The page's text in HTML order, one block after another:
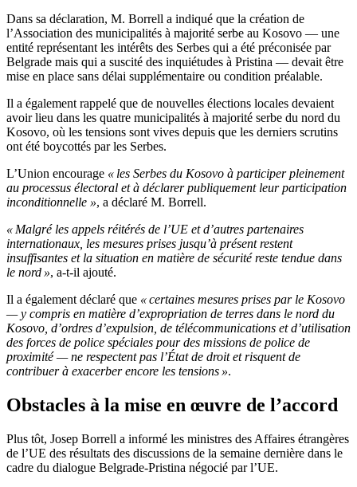
Dans sa déclaration, M. Borrell a indiqué que la création de
l’Association des municipalités à majorité serbe au Kosovo — une
entité représentant les intérêts des Serbes qui a été préconisée par
Belgrade mais qui a suscité des inquiétudes à Pristina — devait être
mise en place sans délai supplémentaire ou condition préalable.
Il a également rappelé que de nouvelles élections locales devaient
avoir lieu dans les quatre municipalités à majorité serbe du nord du
Kosovo, où les tensions sont vives depuis que les derniers scrutins
ont été boycottés par les Serbes.
L’Union encourage « les Serbes du Kosovo à participer pleinement
au processus électoral et à déclarer publiquement leur participation
inconditionnelle », a déclaré M. Borrell.
« Malgré les appels réitérés de l’UE et d’autres partenaires
internationaux, les mesures prises jusqu’à présent restent
insuffisantes et la situation en matière de sécurité reste tendue dans
le nord », a-t-il ajouté.
Il a également déclaré que « certaines mesures prises par le Kosovo
— y compris en matière d’expropriation de terres dans le nord du
Kosovo, d’ordres d’expulsion, de télécommunications et d’utilisation
des forces de police spéciales pour des missions de police de
proximité — ne respectent pas l’État de droit et risquent de
contribuer à exacerber encore les tensions ».
Obstacles à la mise en œuvre de l’accord
Plus tôt, Josep Borrell a informé les ministres des Affaires étrangères
de l’UE des résultats des discussions de la semaine dernière dans le
cadre du dialogue Belgrade-Pristina négocié par l’UE.